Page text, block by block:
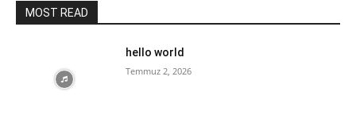
MOST READ
hello world
Temmuz 2, 2026